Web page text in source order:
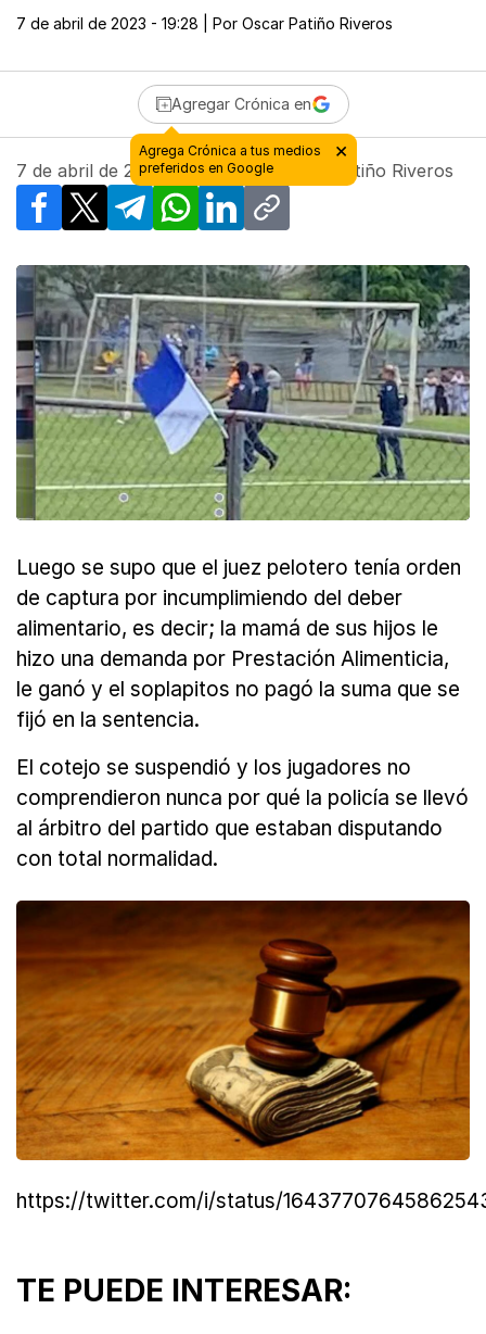
7 de abril de 2023 - 19:28 | Por Oscar Patiño Riveros
Agregar Crónica en
7 de abril de 2023 - 19:28 | Por Oscar Patiño Riveros
Facebook
X TelegramWhatsApp
LinkedInCopy link
Luego se supo que el juez pelotero tenía orden
de captura por incumplimiendo del deber
alimentario, es decir; la mamá de sus hijos le
hizo una demanda por Prestación Alimenticia,
le ganó y el soplapitos no pagó la suma que se
fijó en la sentencia.
El cotejo se suspendió y los jugadores no
comprendieron nunca por qué la policía se llevó
al árbitro del partido que estaban disputando
con total normalidad.
https://twitter.com/i/status/
TE PUEDE INTERESAR: